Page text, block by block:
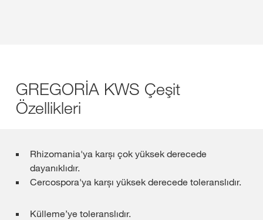
GREGORİA KWS Çeşit
Özellikleri
Rhizomania'ya karșı çok yüksek derecede
dayanıklıdır.
Cercospora'ya karșı yüksek derecede toleranslıdır.
Külleme’ye toleranslıdır.